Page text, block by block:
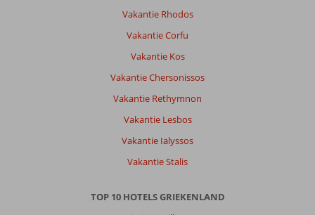
Vakantie Rhodos
Vakantie Corfu
Vakantie Kos
Vakantie Chersonissos
Vakantie Rethymnon
Vakantie Lesbos
Vakantie Ialyssos
Vakantie Stalis
TOP 10 HOTELS GRIEKENLAND